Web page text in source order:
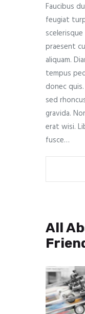
Faucibus
feugiat
praesent
aliquam.
tempus
donec
sed
gravida.
erat wisi.
fusce…
All